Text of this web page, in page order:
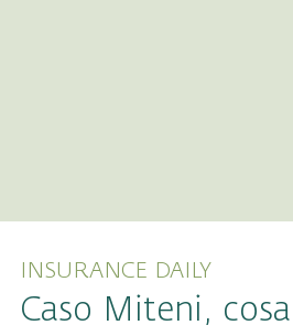
INSURANCE DAILY
Caso Miteni,